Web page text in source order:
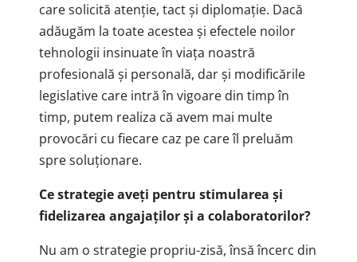
care solicită atenție, tact și diplomație. Dacă
adăugăm la toate acestea și efectele noilor
tehnologii insinuate în viața noastră
profesională și personală, dar și modificările
legislative care intră în vigoare din timp în
timp, putem realiza că avem mai multe
provocări cu fiecare caz pe care îl preluăm
spre soluționare.
Ce strategie aveţi pentru stimularea şi
fidelizarea angajaţilor și a colaboratorilor?
Nu am o strategie propriu-zisă, însă încerc din